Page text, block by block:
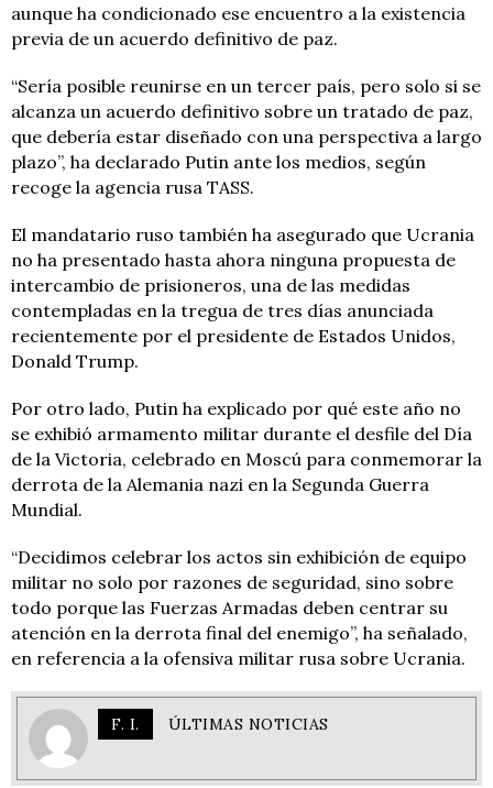
aunque ha condicionado ese encuentro a la existencia
previa de un acuerdo definitivo de paz.
“Sería posible reunirse en un tercer país, pero solo si se
alcanza un acuerdo definitivo sobre un tratado de paz,
que debería estar diseñado con una perspectiva a largo
plazo”, ha declarado Putin ante los medios, según
recoge la agencia rusa TASS.
El mandatario ruso también ha asegurado que Ucrania
no ha presentado hasta ahora ninguna propuesta de
intercambio de prisioneros, una de las medidas
contempladas en la tregua de tres días anunciada
recientemente por el presidente de Estados Unidos,
Donald Trump.
Por otro lado, Putin ha explicado por qué este año no
se exhibió armamento militar durante el desfile del Día
de la Victoria, celebrado en Moscú para conmemorar la
derrota de la Alemania nazi en la Segunda Guerra
Mundial.
“Decidimos celebrar los actos sin exhibición de equipo
militar no solo por razones de seguridad, sino sobre
todo porque las Fuerzas Armadas deben centrar su
atención en la derrota final del enemigo”, ha señalado,
en referencia a la ofensiva militar rusa sobre Ucrania.
F. I. ÚLTIMAS NOTICIAS